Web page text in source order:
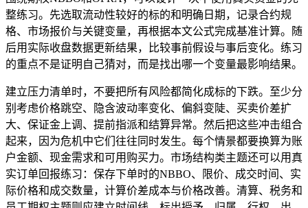
整练习。先选取流动性较好的标的和明确日期，记录合约规
格、市场报价与关键变量，再根据本文公式完成基准计算。随
后用实际收盘数据更新结果，比较事前假设与事后变化。练习
的重点不是证明自己猜对，而是找出哪一个变量最影响结果。
建立压力清单时，不要把所有风险都简化成标的下跌。至少分
别考虑价格跳空、隐含波动率变化、偏斜变陡、买卖价差扩
大、保证金上调、提前指派和结算异常。然后把这些冲击组合
起来，因为危机中它们往往同时发生。每个情景都要换算为账
户金额、现金需求和可用购买力。市场结构类主题还可以用真
实订单回报练习：保存下单时的NBBO、限价、成交时间、实
际价格和成交数量，计算价差成本与价格改善。清算、税务和